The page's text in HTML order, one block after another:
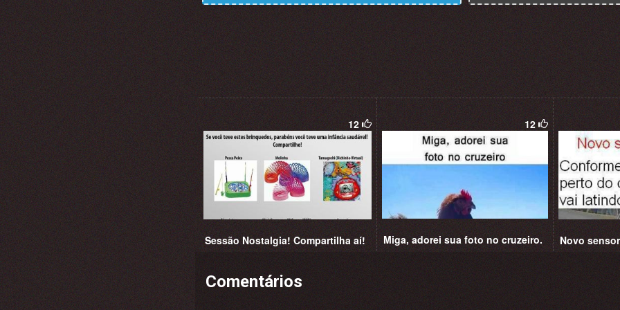
12
Sessão Nostalgia! Compartilha aí!
12
Miga, adorei sua foto no cruzeiro. Novo sensor
Comentários